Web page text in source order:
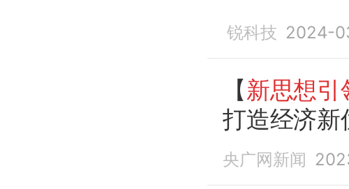
锐科技 2024-
【新思想引
打造经济新
央广网新闻